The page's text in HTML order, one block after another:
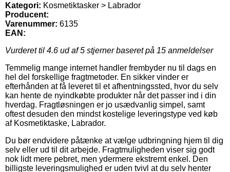
Kategori: Kosmetiktasker > Labrador
Producent:
Varenummer: 6135
EAN:
Vurderet til 4.6 ud af 5 stjerner baseret på 15 anmeldelser
Temmelig mange internet handler frembyder nu til dags en
hel del forskellige fragtmetoder. En sikker vinder er
efterhånden at få leveret til et afhentningssted, hvor du selv
kan hente de nyindkøbte produkter når det passer ind i din
hverdag. Fragtløsningen er jo usædvanlig simpel, samt
oftest desuden den mindst kostelige leveringstype ved køb
af Kosmetiktaske, Labrador.
Du bør endvidere påtænke at vælge udbringning hjem til dig
selv eller ud til dit arbejde. Fragtmuligheden viser sig godt
nok lidt mere pebret, men ydermere ekstremt enkel. Den
billigste leveringsmulighed er uden tvivl at du selv henter